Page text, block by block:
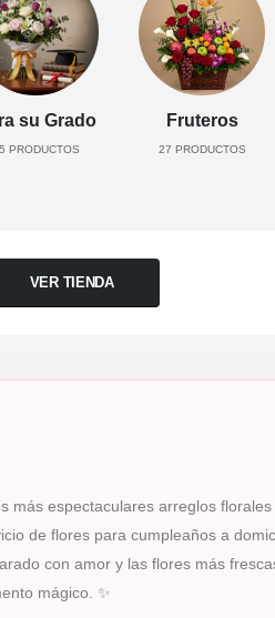
su Grado
PRODUCTOS
Fruteros
27 PRODUCTOS
VER TIENDA
más espectaculares arreglos
de flores para cumpleaños a
con amor y las flores más
mágico. ✨